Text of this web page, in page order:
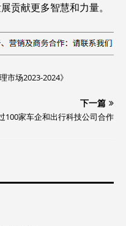
贡献更多智慧和力量。
市场2023-2024》
下一篇
100家车企和出行科技公司合作